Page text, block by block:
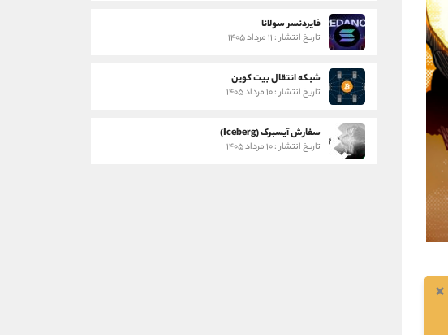
فایردنسر سولانا
تاریخ انتشار : ۱۱ مرداد ۱۴۰۵
شبکه انتقال بیت کوین
تاریخ انتشار : ۱۰ مرداد ۱۴۰۵
سفارش آیسبرگ (Iceberg)
تاریخ انتشار : ۱۰ مرداد ۱۴۰۵
×